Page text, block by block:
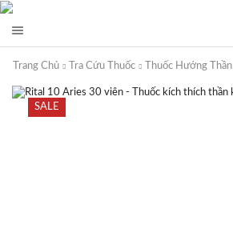
Trang Chủ Tra Cứu Thuốc Thuốc Hướng Thần
SALE